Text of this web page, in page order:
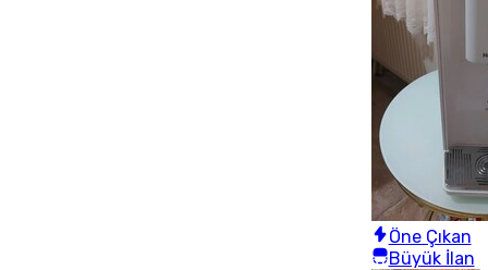
Öne Çıkan
Büyük İlan